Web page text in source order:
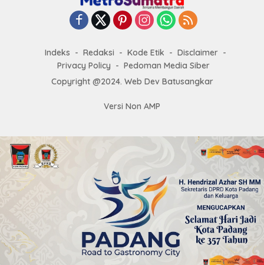
Indeks Redaksi Kode Etik
Disclaimer
Privacy Policy
Pedoman Media Siber
Copyright @2024. Web Dev Batusangkar
Versi Non AMP